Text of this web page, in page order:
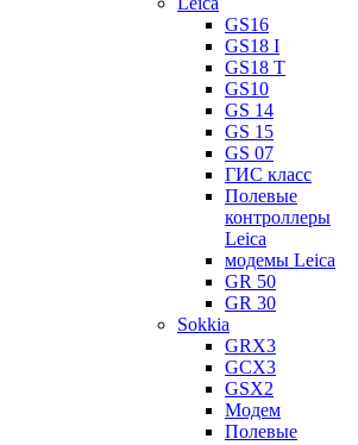
GS16
GS18 I
GS18 T
GS10
GS 14
GS 15
GS 07
ГИС класс
Полевые
контроллеры
Leica
модемы Leica
GR 50
GR 30
Sokkia
GRX3
GCX3
GSX2
Модем
Полевые